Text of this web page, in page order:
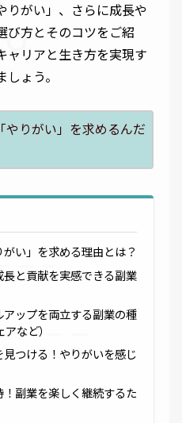
りがい」、さらに成長や
び方とそのコツをご紹
ャリアと生き方を実現す
ょう。
やりがい」を求めるんだ
い」を求める理由とは？
と貢献を実感できる副業
アップを両立する副業の種
など）
つける！やりがいを感じ
副業を楽しく継続するた